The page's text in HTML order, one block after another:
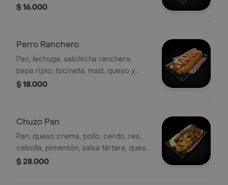
$ 16.000
Perro Ranchero
Pan, lechuga, salchicha ranchera,
papa ripio, tocineta, maíz, queso y
salsas
$ 18.000
Chuzo Pan
Pan, queso crema, pollo, cerdo, res,
cebolla, pimentón, salsa tártara, queso
costeño y papas
$ 28.000